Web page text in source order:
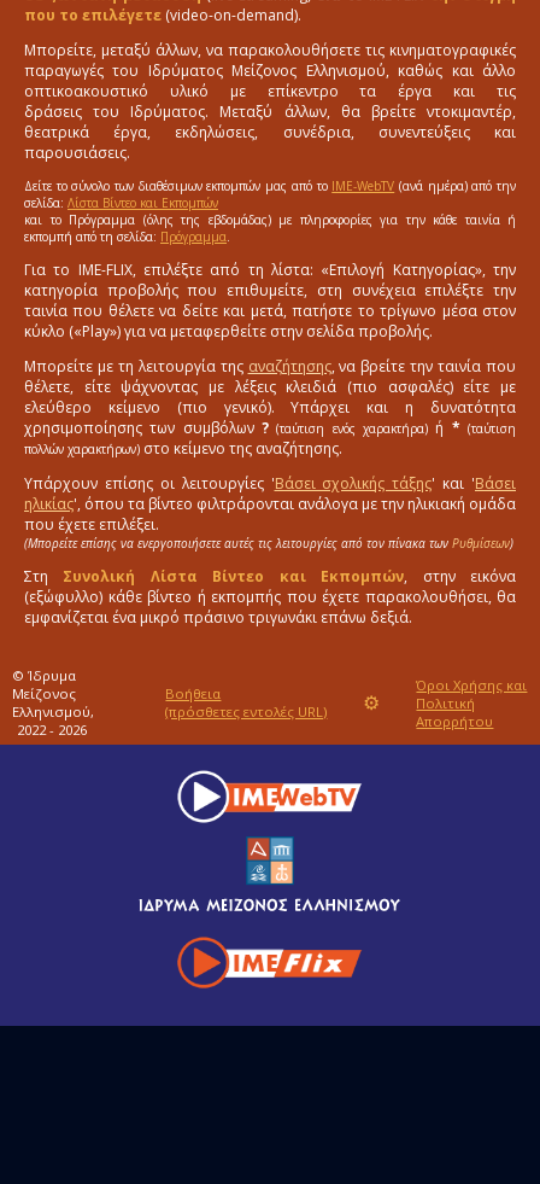
που το επιλέγετε (video-on-demand).
Μπορείτε, μεταξύ άλλων, να παρακολουθήσετε τις κινηματογραφικές
παραγωγές του Ιδρύματος Μείζονος Ελληνισμού, καθώς και άλλο
οπτικοακουστικό υλικό με επίκεντρο τα έργα και τις
δράσεις του Ιδρύματος. Μεταξύ άλλων, θα βρείτε ντοκιμαντέρ,
θεατρικά έργα, εκδηλώσεις, συνέδρια, συνεντεύξεις και
παρουσιάσεις.
Δείτε το σύνολο των διαθέσιμων εκπομπών μας από το IME-WebTV (ανά ημέρα) από την
σελίδα: Λίστα Βίντεο και Εκπομπών
και το Πρόγραμμα (όλης της εβδομάδας) με πληροφορίες για την κάθε ταινία ή
εκπομπή από τη σελίδα: Πρόγραμμα.
Για το IME-FLIX, επιλέξτε από τη λίστα: «Επιλογή Κατηγορίας», την
κατηγορία προβολής που επιθυμείτε, στη συνέχεια επιλέξτε την
ταινία που θέλετε να δείτε και μετά, πατήστε το τρίγωνο μέσα στον
κύκλο («Play») για να μεταφερθείτε στην σελίδα προβολής.
Μπορείτε με τη λειτουργία της αναζήτησης, να βρείτε την ταινία που
θέλετε, είτε ψάχνοντας με λέξεις κλειδιά (πιο ασφαλές) είτε με
ελεύθερο κείμενο (πιο γενικό). Υπάρχει και η δυνατότητα
χρησιμοποίησης των συμβόλων ? (ταύτιση ενός χαρακτήρα) ή * (ταύτιση
πολλών χαρακτήρων) στο κείμενο της αναζήτησης.
Υπάρχουν επίσης οι λειτουργίες 'Βάσει σχολικής τάξης' και 'Βάσει
ηλικίας', όπου τα βίντεο φιλτράρονται ανάλογα με την ηλικιακή ομάδα
που έχετε επιλέξει.
(Μπορείτε επίσης να ενεργοποιήσετε αυτές τις λειτουργίες από τον πίνακα των Ρυθμίσεων)
Στη Συνολική Λίστα Βίντεο και Εκπομπών, στην εικόνα
(εξώφυλλο) κάθε βίντεο ή εκπομπής που έχετε παρακολουθήσει, θα
εμφανίζεται ένα μικρό πράσινο τριγωνάκι επάνω δεξιά.
© Ίδρυμα
Μείζονος
Ελληνισμού,
2022 - 2026
Βοήθεια
(πρόσθετες εντολές URL)
⚙
Όροι Χρήσης και
Πολιτική
Απορρήτου